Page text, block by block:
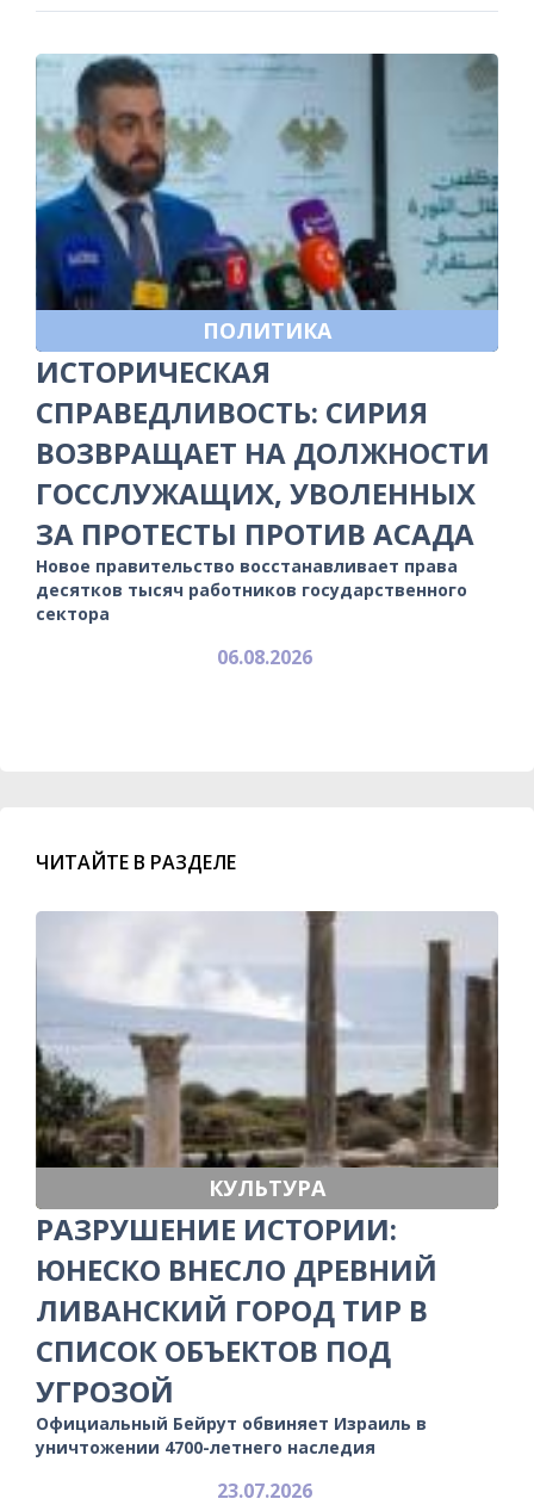
ПОЛИТИКА
ИСТОРИЧЕСКАЯ
СПРАВЕДЛИВОСТЬ: СИРИЯ
ВОЗВРАЩАЕТ НА ДОЛЖНОСТИ
ГОССЛУЖАЩИХ, УВОЛЕННЫХ
ЗА ПРОТЕСТЫ ПРОТИВ АСАДА
Новое правительство восстанавливает права
десятков тысяч работников государственного
сектора
06.08.2026
ЧИТАЙТЕ В РАЗДЕЛЕ
КУЛЬТУРА
РАЗРУШЕНИЕ ИСТОРИИ:
ЮНЕСКО ВНЕСЛО ДРЕВНИЙ
ЛИВАНСКИЙ ГОРОД ТИР В
СПИСОК ОБЪЕКТОВ ПОД
УГРОЗОЙ
Официальный Бейрут обвиняет Израиль в
уничтожении 4700-летнего наследия
23.07.2026